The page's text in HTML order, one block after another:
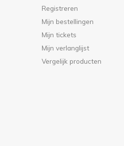
Registreren
Mijn bestellingen
Mijn tickets
Mijn verlanglijst
Vergelijk producten